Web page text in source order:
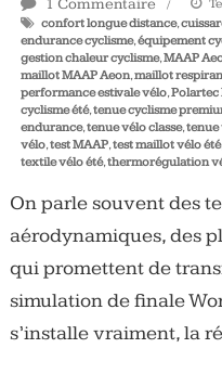
1 Commentaire
confort longue distance,
endurance cyclisme,équipement
gestion chaleur cyclisme,MAAP
maillot MAAP Aeon,maillot
performance estivale vélo,Polartec
cyclisme été,tenue cyclisme
endurance,tenue vélo classe,tenue
vélo,test MAAP,test maillot vélo été
textile vélo été,thermorégulation
On parle souvent des
aérodynamiques, des
qui promettent de
simulation de finale
s’installe vraiment, la